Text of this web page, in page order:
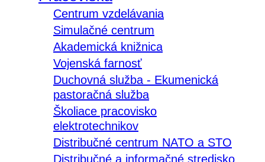
Centrum vzdelávania
Simulačné centrum
Akademická knižnica
Vojenská farnosť
Duchovná služba - Ekumenická
pastoračná služba
Školiace pracovisko
elektrotechnikov
Distribučné centrum NATO a STO
Distribučné a informačné stredisko